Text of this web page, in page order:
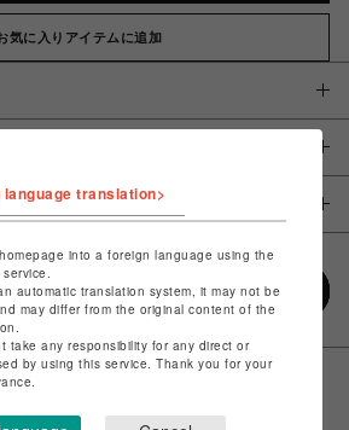
気に入りアイテムに追加
translation>
into a foreign language using the
automatic translation system, it may not be
may differ from the original content of the
take any responsibility for any direct or
by using this service. Thank you for your